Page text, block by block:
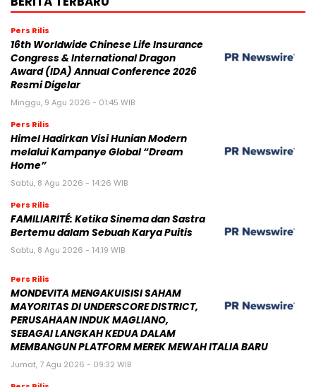
Pers Rilis
16th Worldwide Chinese Life Insurance
Congress & International Dragon
Award (IDA) Annual Conference 2026
Resmi Digelar
Minggu, 9 Agu 2026 - 01:45 WIB
Pers Rilis
Himel Hadirkan Visi Hunian Modern
melalui Kampanye Global “Dream
Home”
Sabtu, 8 Agu 2026 - 14:26 WIB
Pers Rilis
FAMILIARITÉ: Ketika Sinema dan Sastra
Bertemu dalam Sebuah Karya Puitis
Sabtu, 8 Agu 2026 - 14:19 WIB
Pers Rilis
MONDEVITA MENGAKUISISI SAHAM
MAYORITAS DI UNDERSCORE DISTRICT,
PERUSAHAAN INDUK MAGLIANO,
SEBAGAI LANGKAH KEDUA DALAM
MEMBANGUN PLATFORM MEREK MEWAH ITALIA BARU
Jumat, 7 Agu 2026 - 09:32 WIB